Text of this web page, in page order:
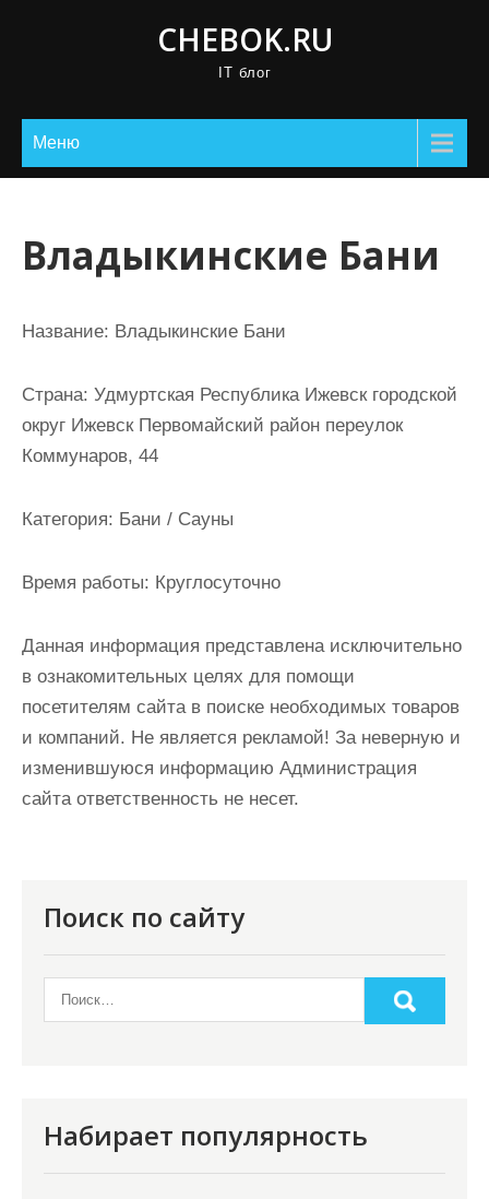
CHEBOK.RU
IT блог
Меню
Владыкинские Бани
Название: Владыкинские Бани
Страна: Удмуртская Республика Ижевск городской
округ Ижевск Первомайский район переулок
Коммунаров, 44
Категория: Бани / Сауны
Время работы: Круглосуточно
Данная информация представлена исключительно
в ознакомительных целях для помощи
посетителям сайта в поиске необходимых товаров
и компаний. Не является рекламой! За неверную и
изменившуюся информацию Администрация
сайта ответственность не несет.
Поиск по сайту
Набирает популярность